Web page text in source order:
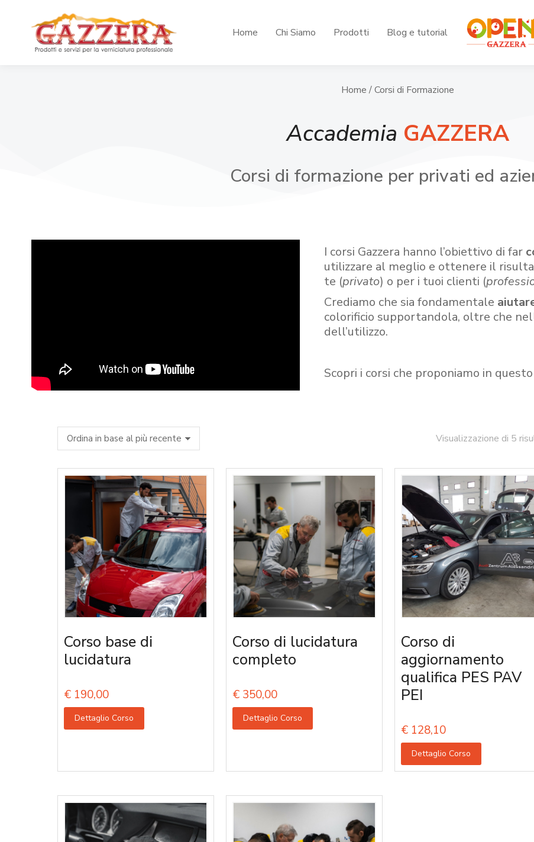
Home Chi Siamo Prodotti Blog e tutorial
Home / Corsi di Formazione
Accademia GAZZERA
Corsi di formazione per privati ed
I corsi Gazzera hanno l’obiettivo di far
utilizzare al meglio e ottenere il
te (privato) o per i tuoi clienti (
Crediamo che sia fondamentale
colorificio supportandola, oltre che
dell’utilizzo.
Scopri i corsi che proponiamo in
Visualizzazione di 5
Corso base di
lucidatura
€ 190,00
Dettaglio Corso
Corso di lucidatura
completo
€ 350,00
Dettaglio Corso
Corso di
aggiornamento
qualifica PES PAV
PEI
€ 128,10
Dettaglio Corso